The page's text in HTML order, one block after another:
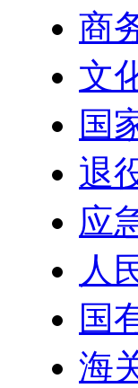
商
文
国
退
应
人
国
海